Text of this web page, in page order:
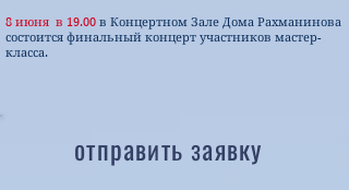
8 июня в 19.00 в Концертном Зале Дома Рахманинова
состоится финальный концерт участников мастер-
класса.
отправить заявку